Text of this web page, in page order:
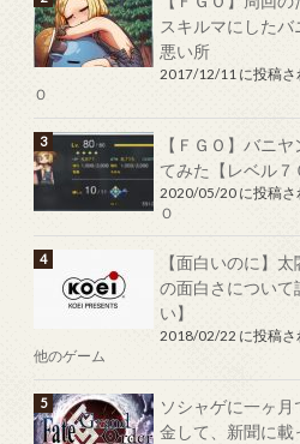
スキルマにしたバ
悪い所
2017/12/11 に投稿さ
Ｏ
【ＦＧＯ】バニ
てみた【レベル７
2020/05/20 に投稿さ
Ｏ
【面白いのに】
の面白さについて
い】
2018/02/22 に投稿さ
他のゲーム
ソシャゲに一ヶ
金して、新聞に載